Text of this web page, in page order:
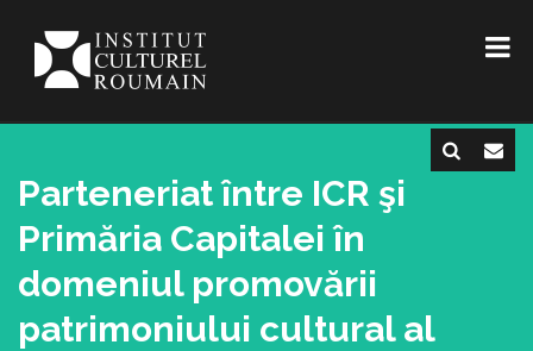
Parteneriat între ICR şi
Primăria Capitalei în
domeniul promovării
patrimoniului cultural al